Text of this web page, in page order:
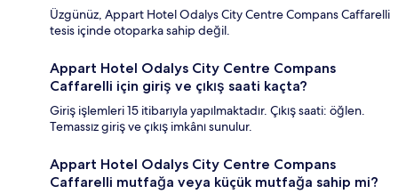
Üzgünüz, Appart Hotel Odalys City Centre Compans Caffarelli
tesis içinde otoparka sahip değil.
Appart Hotel Odalys City Centre Compans
Caffarelli için giriş ve çıkış saati kaçta?
Giriş işlemleri 15 itibarıyla yapılmaktadır. Çıkış saati: öğlen.
Temassız giriş ve çıkış imkânı sunulur.
Appart Hotel Odalys City Centre Compans
Caffarelli mutfağa veya küçük mutfağa sahip mi?